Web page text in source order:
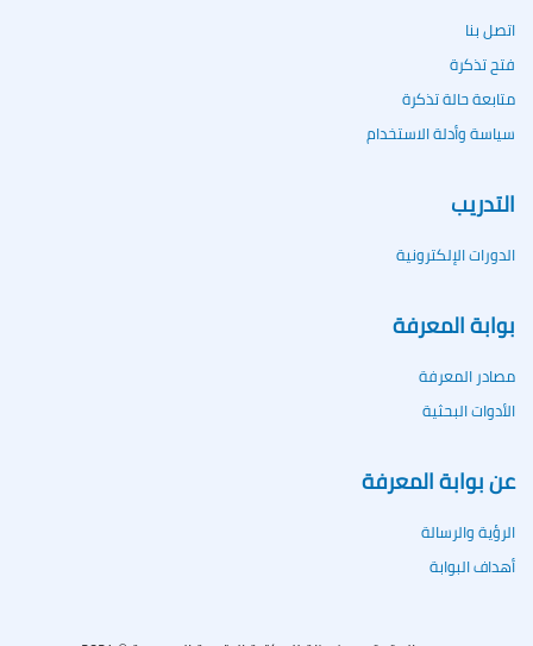
اتصل بنا
فتح تذكرة
متابعة حالة تذكرة
سياسة وأدلة الاستخدام
التدريب
الدورات الإلكترونية
بوابة المعرفة
مصادر المعرفة
الأدوات البحثية
عن بوابة المعرفة
الرؤية والرسالة
أهداف البوابة